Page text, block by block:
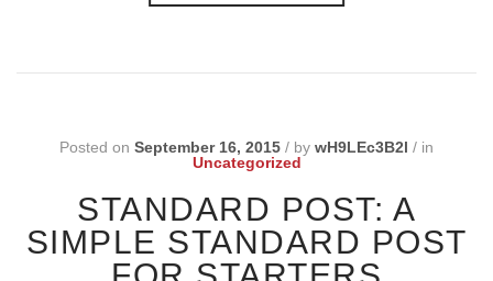
Posted on September 16, 2015 / by wH9LEc3B2l / in
Uncategorized
STANDARD POST: A
SIMPLE STANDARD POST